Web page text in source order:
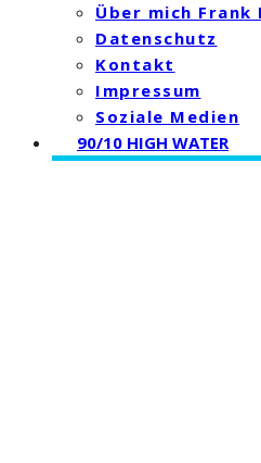
Über mich Frank
Datenschutz
Kontakt
Impressum
Soziale Medien
90/10 HIGH WATER